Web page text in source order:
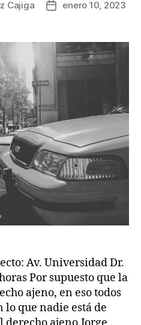
Cajiga
Fecha
publicación
enero 10, 2023
Av. Universidad Dr.
Por supuesto que la
ajeno, en eso todos
lo que nadie está de